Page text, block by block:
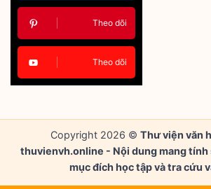
Theo dõi
Theo dõi
Copyright 2026 © Thư viện văn
thuvienvh.online - Nội dung mang tính
mục đích học tập và tra cứu